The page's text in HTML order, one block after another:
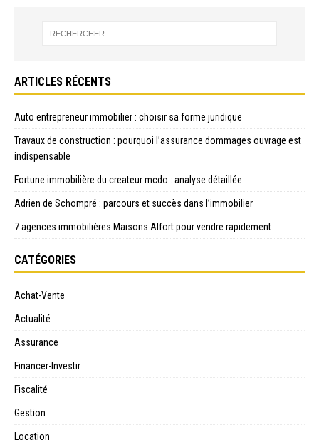
ARTICLES RÉCENTS
Auto entrepreneur immobilier : choisir sa forme juridique
Travaux de construction : pourquoi l’assurance dommages ouvrage est
indispensable
Fortune immobilière du createur mcdo : analyse détaillée
Adrien de Schompré : parcours et succès dans l’immobilier
7 agences immobilières Maisons Alfort pour vendre rapidement
CATÉGORIES
Achat-Vente
Actualité
Assurance
Financer-Investir
Fiscalité
Gestion
Location